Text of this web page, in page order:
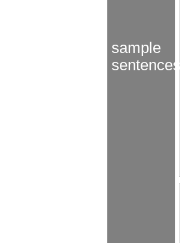
sample
sentences